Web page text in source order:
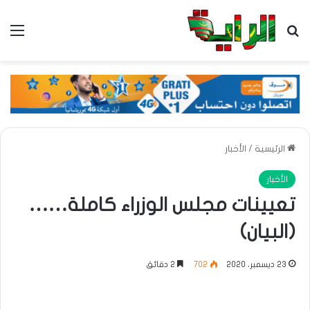
بحث عن
الرئيسية / الأخبار
الأخبار
تعيينات مجلس الوزراء كاملة……
(البيان)
23 ديسمبر، 2020 702